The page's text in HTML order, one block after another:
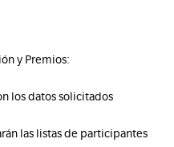
y Premios:
los datos solicitados
las listas de participantes